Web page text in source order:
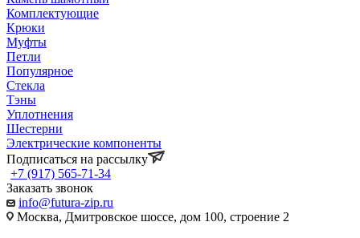
Комплектующие
Крюки
Муфты
Петли
Популярное
Стекла
Тэны
Уплотнения
Шестерни
Электрические компоненты
Подписаться на рассылку
+7 (917) 565-71-34
Заказать звонок
info@futura-zip.ru
Москва, Дмитровское шоссе, дом 100, строение 2